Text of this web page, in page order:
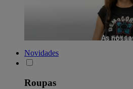
As
Novidades
Roupas